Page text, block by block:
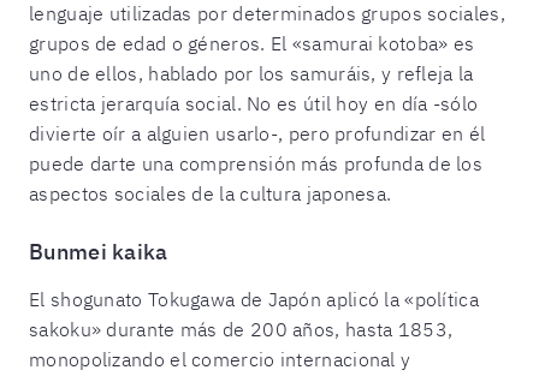
lenguaje utilizadas por determinados grupos sociales,
grupos de edad o géneros. El «samurai kotoba» es
uno de ellos, hablado por los samuráis, y refleja la
estricta jerarquía social. No es útil hoy en día -sólo
divierte oír a alguien usarlo-, pero profundizar en él
puede darte una comprensión más profunda de los
aspectos sociales de la cultura japonesa.
Bunmei kaika
El shogunato Tokugawa de Japón aplicó la «política
sakoku» durante más de 200 años, hasta 1853,
monopolizando el comercio internacional y